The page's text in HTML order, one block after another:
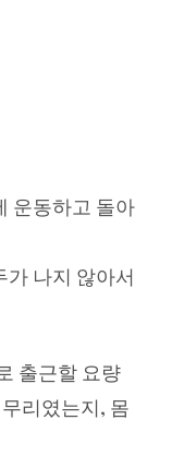
운동하고 돌아
가 나지 않아서
출근할 요량
리였는지, 몸